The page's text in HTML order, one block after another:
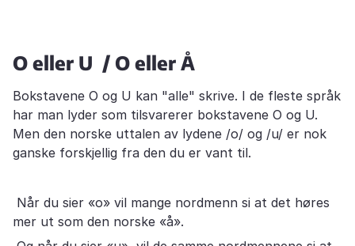
O eller U / O eller Å
Bokstavene O og U kan "alle" skrive. I de fleste språk
har man lyder som tilsvarerer bokstavene O og U.
Men den norske uttalen av lydene /o/ og /u/ er nok
ganske forskjellig fra den du er vant til.
Når du sier «o» vil mange nordmenn si at det høres
mer ut som den norske «å».